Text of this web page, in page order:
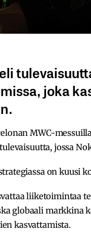
joka
MWC-
jossa
on kuusi
liiketoimintaa
globaali markkina
kasvattamista.